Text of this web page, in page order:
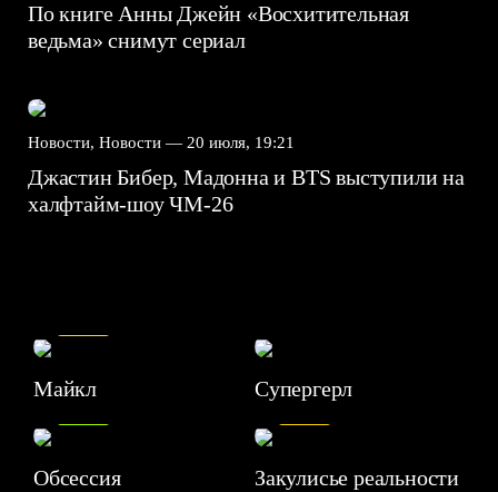
По книге Анны Джейн «Восхитительная
ведьма» снимут сериал
Новости, Новости — 20 июля, 19:21
Джастин Бибер, Мадонна и BTS выступили на
халфтайм-шоу ЧМ-26
Майкл Супергерл
Обсессия
7.1
Закулисье реальности